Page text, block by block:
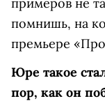
помнишь, на
премьере
Юре такое
пор, как он